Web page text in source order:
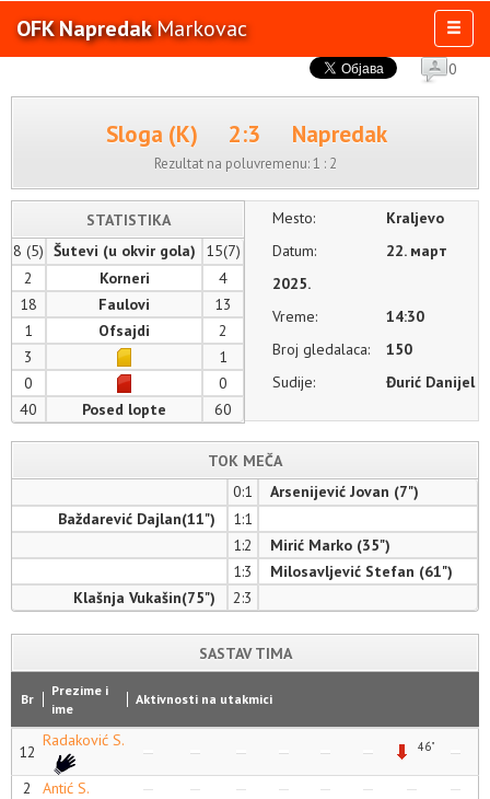
OFK NapredakMarkovac
OSTALE SELEKCIJE
0
Sloga (K) 2:3 Napredak
Rezultat na poluvremenu:1 : 2
STATISTIKA
8 (5) Šutevi (u okvir gola)
15(7)
2
Korneri
4
18
Faulovi
13
1
Ofsajdi
2
3
1
0
0
40
Posed lopte 60
Mesto:
Kraljevo
Datum:
22. март
2025.
Vreme:
14:30
Broj gledalaca:
150
Sudije:
Đurić Danijel
TOK MEČA
0:1
Arsenijević Jovan (7")
Baždarević Dajlan(11")
1:1
1:2
Mirić Marko (35")
1:3
Milosavljević Stefan (61")
Klašnja Vukašin(75")
2:3
SASTAV TIMA
Br
Prezime i
ime
Aktivnosti na utakmici
12
Radaković S. 46"
2
Antić S.